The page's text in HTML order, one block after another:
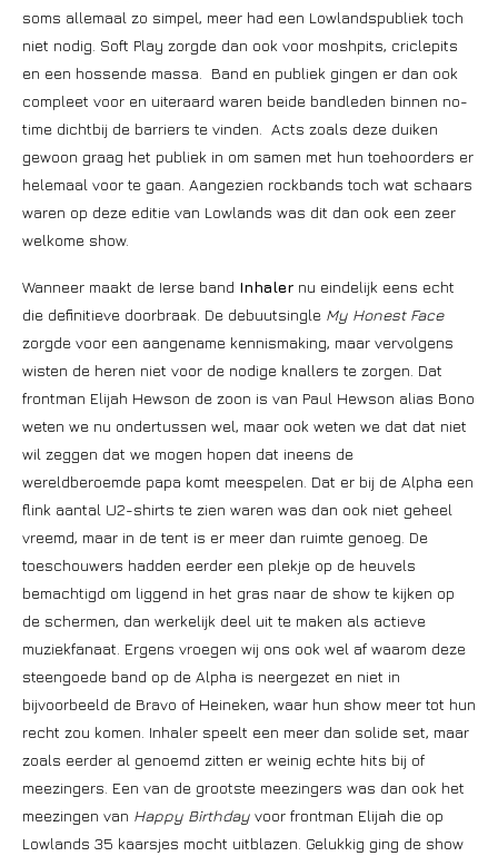
soms allemaal zo simpel, meer had een Lowlandspubliek toch
niet nodig. Soft Play zorgde dan ook voor moshpits, criclepits
en een hossende massa. Band en publiek gingen er dan ook
compleet voor en uiteraard waren beide bandleden binnen no-
time dichtbij de barriers te vinden. Acts zoals deze duiken
gewoon graag het publiek in om samen met hun toehoorders er
helemaal voor te gaan. Aangezien rockbands toch wat schaars
waren op deze editie van Lowlands was dit dan ook een zeer
welkome show.
Wanneer maakt de Ierse band Inhaler nu eindelijk eens echt
die definitieve doorbraak. De debuutsingle My Honest Face
zorgde voor een aangename kennismaking, maar vervolgens
wisten de heren niet voor de nodige knallers te zorgen. Dat
frontman Elijah Hewson de zoon is van Paul Hewson alias Bono
weten we nu ondertussen wel, maar ook weten we dat dat niet
wil zeggen dat we mogen hopen dat ineens de
wereldberoemde papa komt meespelen. Dat er bij de Alpha een
flink aantal U2-shirts te zien waren was dan ook niet geheel
vreemd, maar in de tent is er meer dan ruimte genoeg. De
toeschouwers hadden eerder een plekje op de heuvels
bemachtigd om liggend in het gras naar de show te kijken op
de schermen, dan werkelijk deel uit te maken als actieve
muziekfanaat. Ergens vroegen wij ons ook wel af waarom deze
steengoede band op de Alpha is neergezet en niet in
bijvoorbeeld de Bravo of Heineken, waar hun show meer tot hun
recht zou komen. Inhaler speelt een meer dan solide set, maar
zoals eerder al genoemd zitten er weinig echte hits bij of
meezingers. Een van de grootste meezingers was dan ook het
meezingen van Happy Birthday voor frontman Elijah die op
Lowlands 35 kaarsjes mocht uitblazen. Gelukkig ging de show